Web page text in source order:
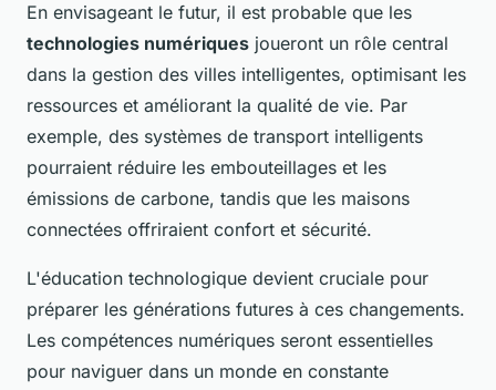
En envisageant le futur, il est probable que les
technologies numériques joueront un rôle central
dans la gestion des villes intelligentes, optimisant les
ressources et améliorant la qualité de vie. Par
exemple, des systèmes de transport intelligents
pourraient réduire les embouteillages et les
émissions de carbone, tandis que les maisons
connectées offriraient confort et sécurité.
L'éducation technologique devient cruciale pour
préparer les générations futures à ces changements.
Les compétences numériques seront essentielles
pour naviguer dans un monde en constante